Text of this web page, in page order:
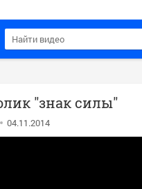
"знак силы"
04.11.2014